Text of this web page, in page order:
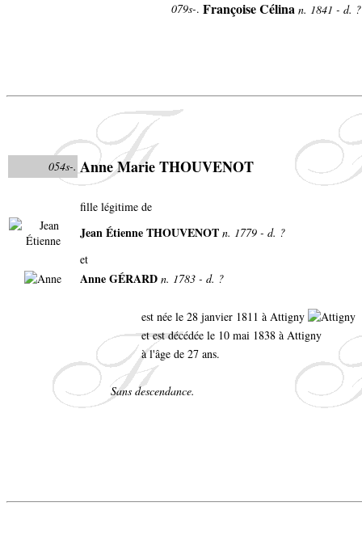
079s-. Françoise Célina n. 1841 - d.
054s-. Anne Marie THOUVENOT
fille légitime de
Jean Étienne THOUVENOT n. 1779 - d. ?
et
Anne GÉRARD n. 1783 - d. ?
est née le 28 janvier 1811 à Attigny
et est décédée le 10 mai 1838 à Attigny
à l'âge de 27 ans.
Sans descendance.